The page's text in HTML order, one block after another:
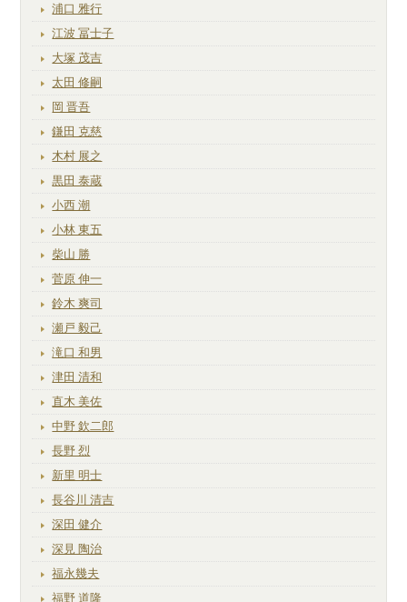
浦口 雅行
江波 冨士子
大塚 茂吉
太田 修嗣
岡 晋吾
鎌田 克慈
木村 展之
黒田 泰蔵
小西 潮
小林 東五
柴山 勝
菅原 伸一
鈴木 爽司
瀬戸 毅己
滝口 和男
津田 清和
直木 美佐
中野 欽二郎
長野 烈
新里 明士
長谷川 清吉
深田 健介
深見 陶治
福永幾夫
福野 道隆